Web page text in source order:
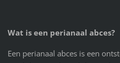
Wat is een perianaal abces?
Een perianaal abces is een